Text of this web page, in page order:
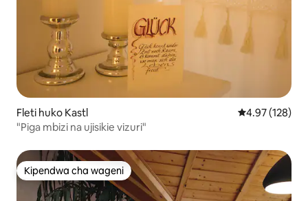
Fleti huko Kastl Ukadiriaji wa
4.97 (128)
"Piga mbizi na ujisikie vizuri"
Kipendwa cha wageni
Kipendwa cha wageni